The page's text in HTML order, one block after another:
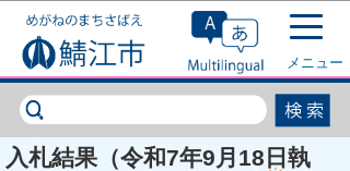
このページの本文へ移動
メニュー
入札結果（令和7年9月18日執